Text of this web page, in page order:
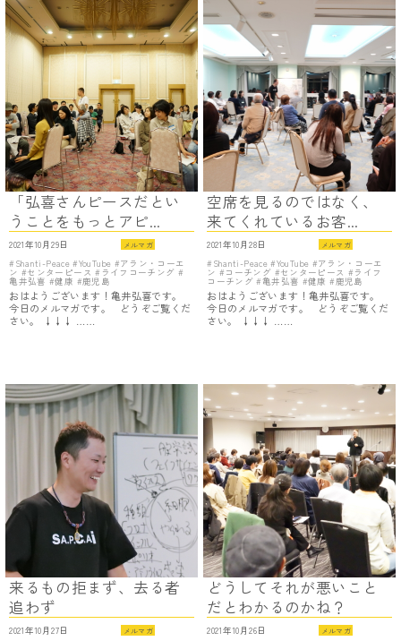
「弘喜さんピースだとい
うことをもっとアピ...
2021年10月29日 メルマガ
Shanti-Peace YouTube アラン・コーエ
ン センターピース ライフコーチング
亀井弘喜 健康 鹿児島
おはようございます！亀井弘喜です。
今日のメルマガです。 どうぞご覧くだ
さい。 ↓↓↓ ……
空席を見るのではなく、
来てくれているお客...
2021年10月28日 メルマガ
Shanti-Peace YouTube アラン・コーエ
ン コーチング センターピース ライフ
コーチング 亀井弘喜 健康 鹿児島
おはようございます！亀井弘喜です。
今日のメルマガです。 どうぞご覧くだ
さい。 ↓↓↓ ……
来るもの拒まず、去る者
追わず
2021年10月27日 メルマガ
どうしてそれが悪いこと
だとわかるのかね？
2021年10月26日 メルマガ